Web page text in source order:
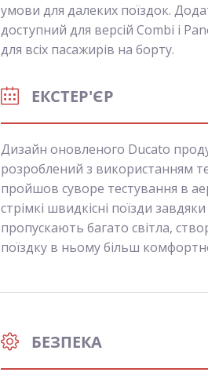
умови для далеких поїздок.
доступний для версій Combi і
для всіх пасажирів на борту.
ЕКСТЕР'ЄР
Дизайн оновленого Ducato
розроблений з використанням
пройшов суворе тестування в
стрімкі швидкісні поїзди завдяки
пропускають багато світла,
поїздку в ньому більш
БЕЗПЕКА